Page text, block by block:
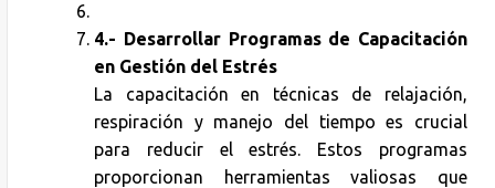
4.- Desarrollar Programas de Capacitación
en Gestión del Estrés
La capacitación en técnicas de relajación,
respiración y manejo del tiempo es crucial
para reducir el estrés. Estos programas
proporcionan herramientas valiosas que